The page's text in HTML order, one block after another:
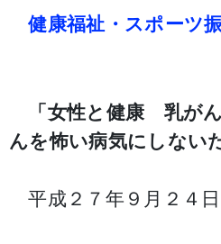
健康福祉・スポーツ
「女性と健康 乳が
んを怖い病気にしない
平成２７年９月２４